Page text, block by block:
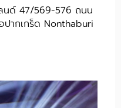
นด์ 47/569-576 ถนน
ปากเกร็ด Nonthaburi